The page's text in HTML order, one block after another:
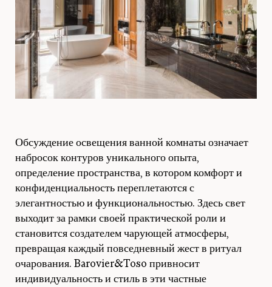
Обсуждение освещения ванной комнаты означает
набросок контуров уникального опыта,
определение пространства, в котором комфорт и
конфиденциальность переплетаются с
элегантностью и функциональностью. Здесь свет
выходит за рамки своей практической роли и
становится создателем чарующей атмосферы,
превращая каждый повседневный жест в ритуал
очарования. Barovier&Toso привносит
индивидуальность и стиль в эти частные